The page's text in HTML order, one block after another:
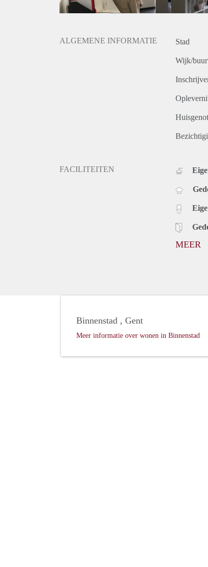
ALGEMENE INFORMATIE Stad
Wijk/
FACILITEITEN
MEER
Binnenstad , Gent
Meer informatie over wonen in Binnenstad